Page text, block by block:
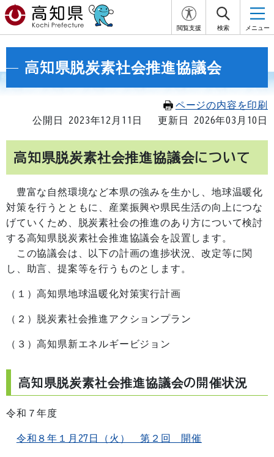
閲覧支援 検索 メニュー
高知県脱炭素社会推進協議会
ページの内容を印刷
公開日 2023年12月11日
更新日 2026年03月10日
高知県脱炭素社会推進協議会について
豊富な自然環境など本県の強みを生かし、地球温暖化
対策を行うとともに、産業振興や県民生活の向上につな
げていくため、脱炭素社会の推進のあり方について検討
する高知県脱炭素社会推進協議会を設置します。
この協議会は、以下の計画の進捗状況、改定等に関
し、助言、提案等を行うものとします。
（１）高知県地球温暖化対策実行計画
（２）脱炭素社会推進アクションプラン
（３）高知県新エネルギービジョン
高知県脱炭素社会推進協議会の開催状況
令和７年度
令和８年１月27日（火） 第２回 開催